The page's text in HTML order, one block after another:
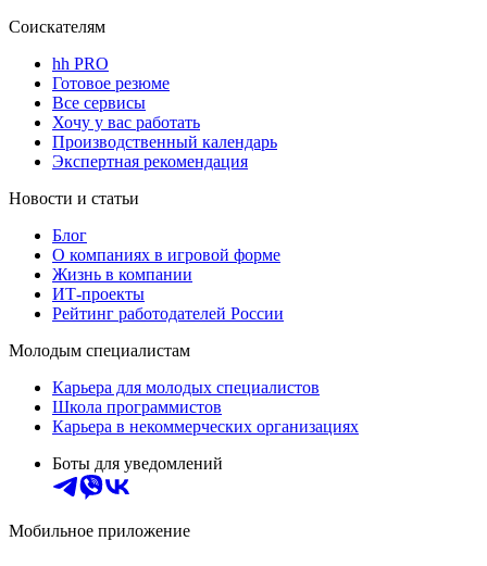
Соискателям
hh PRO
Готовое резюме
Все сервисы
Хочу у вас работать
Производственный календарь
Экспертная рекомендация
Новости и статьи
Блог
О компаниях в игровой форме
Жизнь в компании
ИТ-проекты
Рейтинг работодателей России
Молодым специалистам
Карьера для молодых специалистов
Школа программистов
Карьера в некоммерческих организациях
Боты для уведомлений
Мобильное приложение